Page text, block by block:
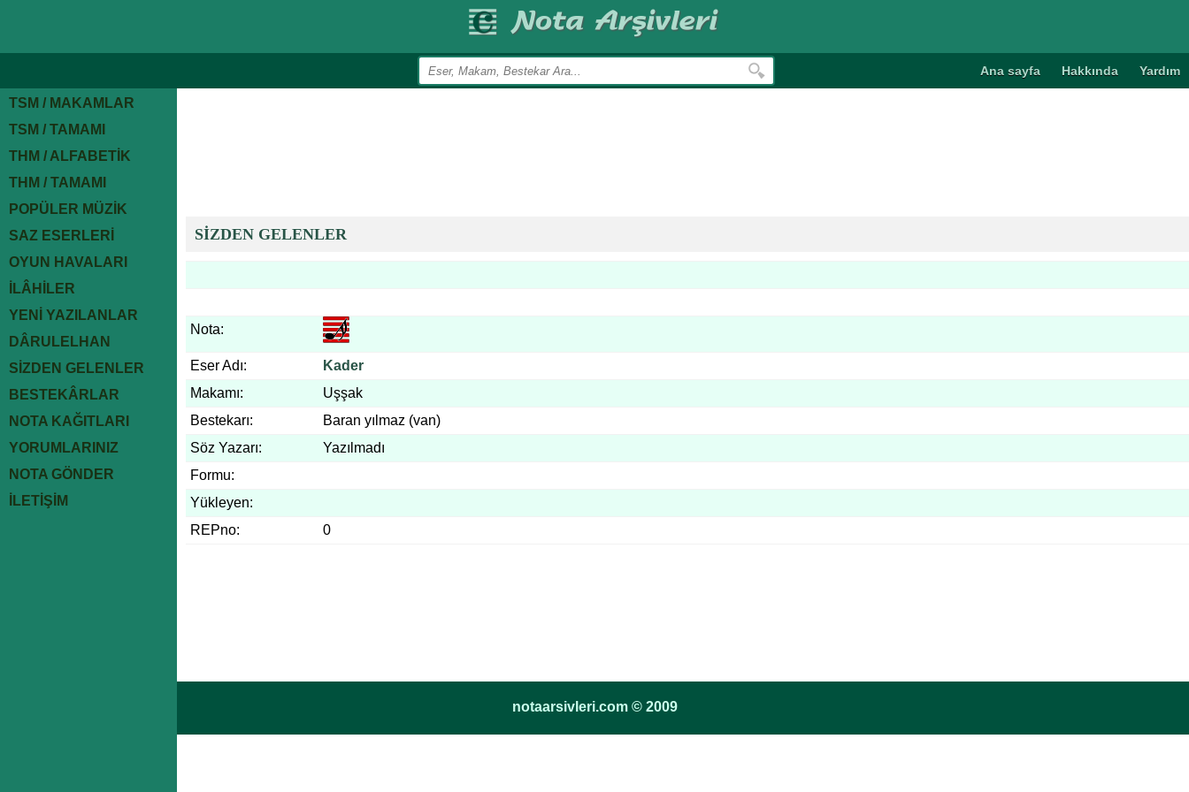
Ana sayfa Hakkında Yardım
TSM / MAKAMLAR
TSM / TAMAMI
THM / ALFABETİK
THM / TAMAMI
POPÜLER MÜZİK
SAZ ESERLERİ
OYUN HAVALARI
İLÂHİLER
YENİ YAZILANLAR
DÂRULELHAN
SİZDEN GELENLER
BESTEKÂRLAR
NOTA KAĞITLARI
YORUMLARINIZ
NOTA GÖNDER
İLETİŞİM
SİZDEN GELENLER
Nota:
Eser Adı:
Kader
Makamı:
Uşşak
Bestekarı:
Baran yılmaz (van)
Söz Yazarı:
Yazılmadı
Formu:
Yükleyen:
REPno:
0
notaarsivleri.com © 2009